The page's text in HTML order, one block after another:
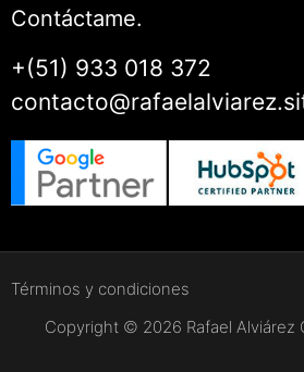
Contáctame.
+(51) 933 018 372
Términos y condiciones
Copyright © 2026 Rafael Alviárez